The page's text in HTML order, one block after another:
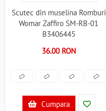
Scutec din muselina Romburi
Womar Zaffiro SM-RB-01
B3406445
36.00 RON
Cumpara